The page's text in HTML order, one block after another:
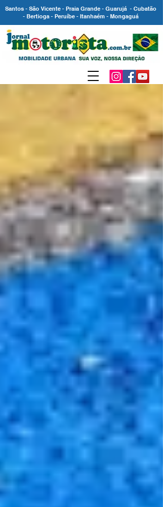
Santos - São Vicente - Praia Grande - Guarujá - Cubatão
- Bertioga - Peruíbe - Itanhaém - Mongaguá